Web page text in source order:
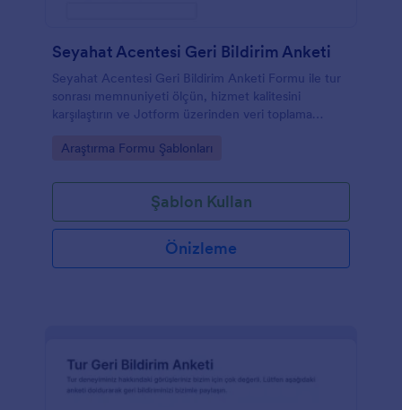
Seyahat Acentesi Geri Bildirim Anketi
Seyahat Acentesi Geri Bildirim Anketi Formu ile tur
sonrası memnuniyeti ölçün, hizmet kalitesini
karşılaştırın ve Jotform üzerinden veri toplama
Go to Category:
Araştırma Formu Şablonları
Şablon Kullan
Önizleme